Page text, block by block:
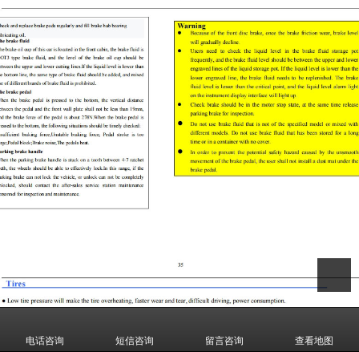
电话咨询 短信咨询 留言咨询 查看地图